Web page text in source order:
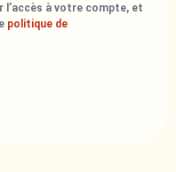
l’accès à votre compte, et
politique de